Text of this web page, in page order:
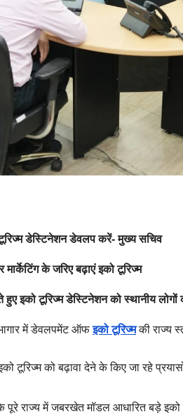
डेस्टिनेशन डेवलप करें- मुख्य सचिव
के जरिए बढ़ाएं इको टूरिज्म
इको टूरिज्म डेस्टिनेशन को स्थानीय लोगों
में डेवलपमेंट ऑफइको टूरिज्मकी राज्य
टूरिज्म को बढ़ावा देने के किए जा रहे
पूरे राज्य में जबरखेत मॉडल आधारित बड़े